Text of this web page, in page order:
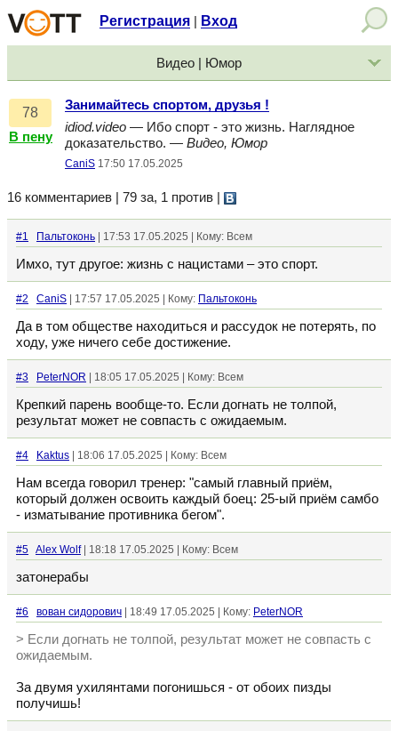
Регистрация Вход
Видео | Юмор
78
В пену
Занимайтесь спортом, друзья !
idiod.video — Ибо спорт - это жизнь. Наглядное
доказательство. — Видео, Юмор
CaniS 17:50 17.05.2025
16 комментариев | 79 за, 1 против
#1 Пальтоконь | 17:53 17.05.2025 | Кому: Всем
Имхо, тут другое: жизнь с нацистами – это спорт.
#2 CaniS | 17:57 17.05.2025 | Кому: Пальтоконь
Да в том обществе находиться и рассудок не потерять, по
ходу, уже ничего себе достижение.
#3 PeterNOR | 18:05 17.05.2025 | Кому: Всем
Крепкий парень вообще-то. Если догнать не толпой,
результат может не совпасть с ожидаемым.
#4 Kaktus | 18:06 17.05.2025 | Кому: Всем
Нам всегда говорил тренер: "самый главный приём,
который должен освоить каждый боец: 25-ый приём самбо
- изматывание противника бегом".
#5 Alex Wolf| 18:18 17.05.2025 | Кому: Всем
затонерабы
#6 вован сидорович | 18:49 17.05.2025 | Кому: PeterNOR
> Если догнать не толпой, результат может не совпасть с
ожидаемым.
За двумя ухилянтами погонишься - от обоих пизды
получишь!